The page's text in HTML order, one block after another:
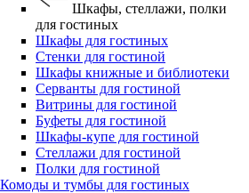
Шкафы, стеллажи, полки
для гостиных
Шкафы для гостиных
Стенки для гостиной
Шкафы книжные и библиотеки
Серванты для гостиной
Витрины для гостиной
Буфеты для гостиной
Шкафы-купе для гостиной
Стеллажи для гостиной
Полки для гостиной
Комоды и тумбы для гостиных